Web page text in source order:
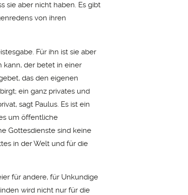
sie aber nicht haben. Es gibt
von ihren
Für ihn ist sie aber
kann, der betet in einer
das den eigenen
ein ganz privates und
sagt Paulus. Es ist ein
um öffentliche
Gottesdienste sind keine
in der Welt und für die
für andere, für Unkundige
wird nicht nur für die